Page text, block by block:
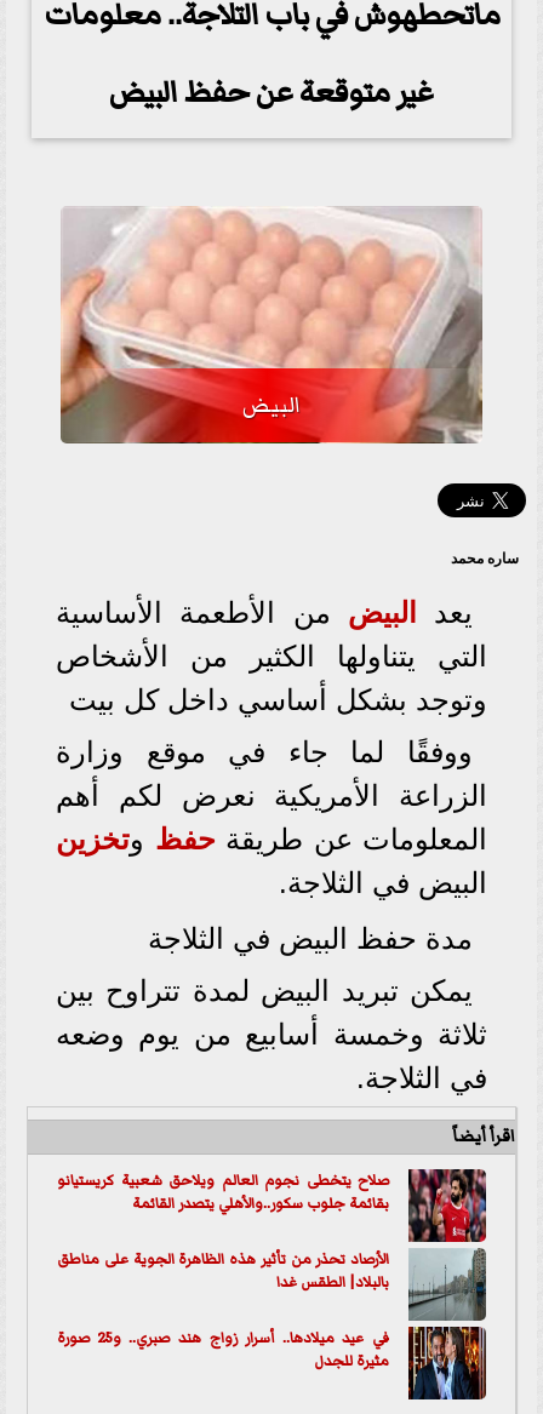
ماتحطهوش في باب التلاجة.. معلومات
غير متوقعة عن حفظ البيض
البيض
ساره محمد
يعد البيض من الأطعمة الأساسية
التي يتناولها الكثير من الأشخاص
وتوجد بشكل أساسي داخل كل بيت
ووفقًا لما جاء في موقع وزارة
الزراعة الأمريكية نعرض لكم أهم
المعلومات عن طريقة حفظ وتخزين
البيض في الثلاجة.
مدة حفظ البيض في الثلاجة
يمكن تبريد البيض لمدة تتراوح بين
ثلاثة وخمسة أسابيع من يوم وضعه
في الثلاجة.
اقرأ أيضاً
صلاح يتخطى نجوم العالم ويلاحق شعبية كريستيانو
بقائمة جلوب سكور..والأهلي يتصدر القائمة
الأرصاد تحذر من تأثير هذه الظاهرة الجوية على مناطق
بالبلاد| الطقس غدا
في عيد ميلادها.. أسرار زواج هند صبري.. و25 صورة
مثيرة للجدل